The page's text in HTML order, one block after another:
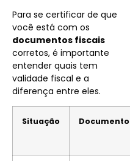
Para se certificar de que
você está com os
documentos fiscais
corretos, é importante
entender quais tem
validade fiscal e a
diferença entre eles.
Situação Documento